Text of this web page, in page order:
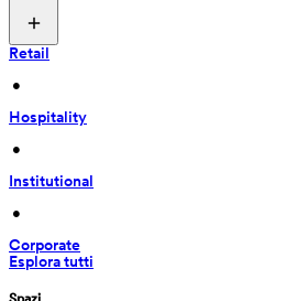
Retail
•
Hospitality
•
Institutional
•
Corporate
Esplora tutti